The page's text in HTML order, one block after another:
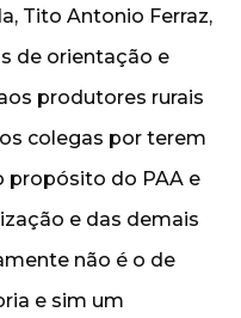
Tito Antonio Ferraz,
de orientação e
produtores rurais
colegas por terem
propósito do PAA e
e das demais
não é o de
e sim um